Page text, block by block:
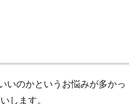
いのかというお悩みが多かっ
します。